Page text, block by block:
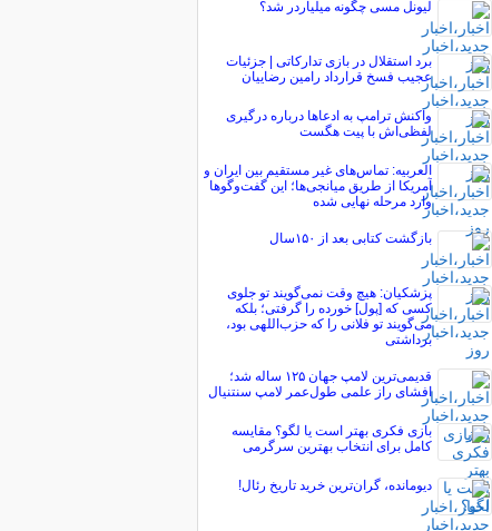
لیونل مسی چگونه میلیاردر شد؟
برد استقلال در بازی تدارکاتی | جزئیات
عجیب فسخ قرارداد رامین رضاییان
واکنش ترامپ به ادعاها درباره درگیری
لفظی‌اش با پیت هگست
العربیه: تماس‌های غیر مستقیم بین ایران و
آمریکا از طریق میانجی‌ها؛ این گفت‌و‌گو‌ها
وارد مرحله نهایی شده
بازگشت کتابی بعد از ۱۵۰سال
پزشکیان: هیچ وقت نمی‌گویند تو جلوی
کسی که [پول] خورده را گرفتی؛ بلکه
می‌گویند تو فلانی را که حزب‌اللهی بود،
برداشتی
قدیمی‌ترین لامپ جهان ۱۲۵ ساله شد؛
افشای راز علمی طول‌عمر لامپ سنتنیال
بازی فکری بهتر است یا لگو؟ مقایسه
کامل برای انتخاب بهترین سرگرمی
دیومانده، گران‌ترین خرید تاریخ رئال!